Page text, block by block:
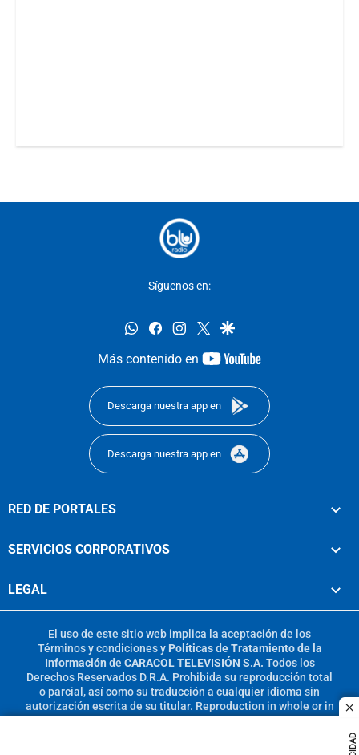
Síguenos en:
whatsappfacebookinstagram
twittergoogle
Más contenido en
youtube-
Descarga nuestra app en
Descarga nuestra app en
RED DE PORTALES
SERVICIOS CORPORATIVOS
LEGAL
El uso de este sitio web implica la aceptación de los
Términos y condicionesy Políticas de Tratamiento de la
Información de CARACOL TELEVISIÓN S.A. Todos los
Derechos Reservados D.R.A. Prohibida su reproducción total
o parcial, así como su traducción a cualquier idioma sin
autorización escrita de su titular. Reproduction in whole or in